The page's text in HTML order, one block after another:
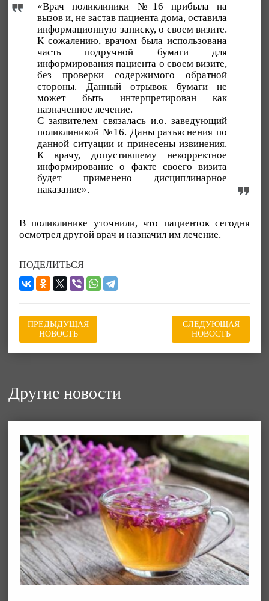
«Врач поликлиники №16 прибыла на
вызов и, не застав пациента дома, оставила
информационную записку, о своем визите.
К сожалению, врачом была использована
часть подручной бумаги для
информирования пациента о своем визите,
без проверки содержимого обратной
стороны. Данный отрывок бумаги не
может быть интерпретирован как
назначенное лечение.
С заявителем связалась и.о. заведующий
поликлиникой №16. Даны разъяснения по
данной ситуации и принесены извинения.
К врачу, допустившему некорректное
информирование о факте своего визита
будет применено дисциплинарное
наказание».
В поликлинике уточнили, что пациенток сегодня
осмотрел другой врач и назначил им лечение.
ПОДЕЛИТЬСЯ
ПРЕДЫДУЩАЯ
НОВОСТЬ
СЛЕДУЮЩАЯ
НОВОСТЬ
Другие новости